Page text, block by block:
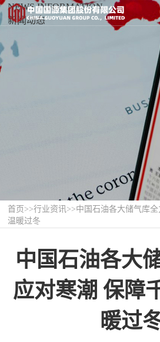
NEWS INFORMATION
新闻动态
首页 >>行业资讯>>中国石油各大储气库
温暖过冬
中国石油各大
应对寒潮 保障
暖过